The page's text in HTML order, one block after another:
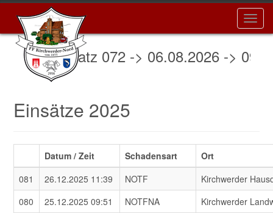
Einsatz 072 -> 06.08.2026 -> 09:23
Einsätze 2025
Datum / Zeit Schadensart
Ort
081
26.12.2025 11:39 NOTF
Kirchwerder
080
25.12.2025 09:51 NOTFNA
Kirchwerder